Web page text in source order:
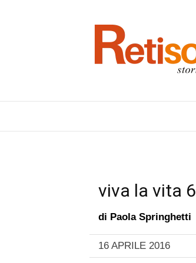
viva la vita 6
di Paola Springhetti
16 APRILE 2016